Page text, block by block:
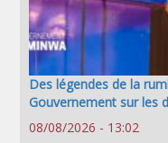
Des légendes de la
Gouvernement sur les
08/08/2026 - 13:02